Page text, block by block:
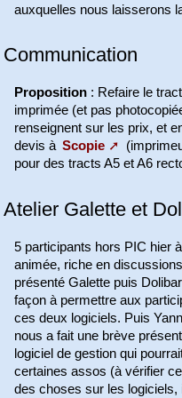
auxquelles nous laisserons
Communication
Proposition : Refaire le
imprimée (et pas
renseignent sur les prix, et
devis à Scopie
pour des tracts A5 et A6
Atelier Galette et
5 participants hors PIC hier
animée, riche en
présenté Galette puis
façon à permettre aux
ces deux logiciels. Puis
nous a fait une brève
logiciel de gestion qui
certaines assos (à vérifier
des choses sur les